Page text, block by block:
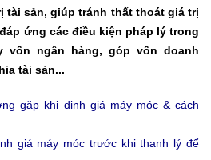
tài sản, giúp tránh thất thoát giá trị
ứng các điều kiện pháp lý trong
vốn ngân hàng, góp vốn doanh
tài sản...
gặp khi định giá máy móc & cách
giá máy móc trước khi thanh lý để